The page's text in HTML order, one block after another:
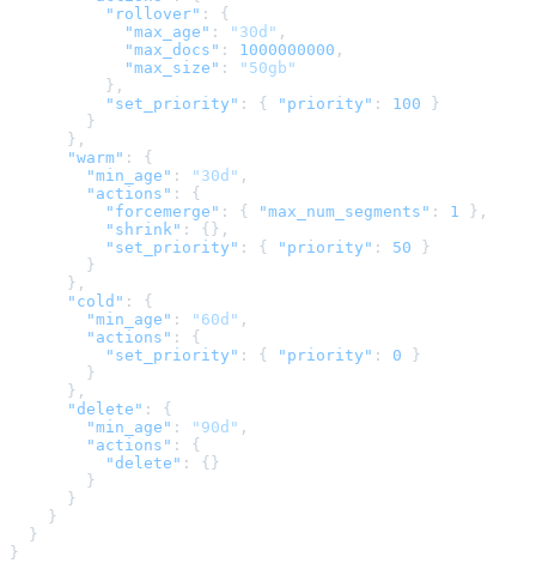
"rollover" :
{
"max_age" : "30d" ,
"max_docs" : 1000000000 ,
"max_size" :
"50gb"
} ,
"set_priority" : { "priority" : 100
}
}
} ,
"warm" :
{
"min_age" : "30d" ,
"actions" :
{
"forcemerge" : { "max_num_segments" : 1 } ,
"shrink" : { } ,
"set_priority" : { "priority" : 50
}
}
} ,
"cold" :
{
"min_age" : "60d" ,
"actions" :
{
"set_priority" : { "priority" : 0
}
}
} ,
"delete" :
{
"min_age" : "90d" ,
"actions" :
{
"delete" : { }
}
}
}
}
}